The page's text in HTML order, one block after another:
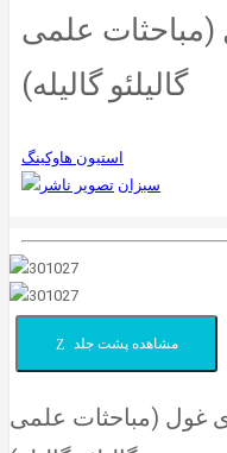
(مباحثات علمی
گالیلئو گالیله)
استیون هاوکینگ
سبزان
مشاهده پشت جلد
غول (مباحثات علمی